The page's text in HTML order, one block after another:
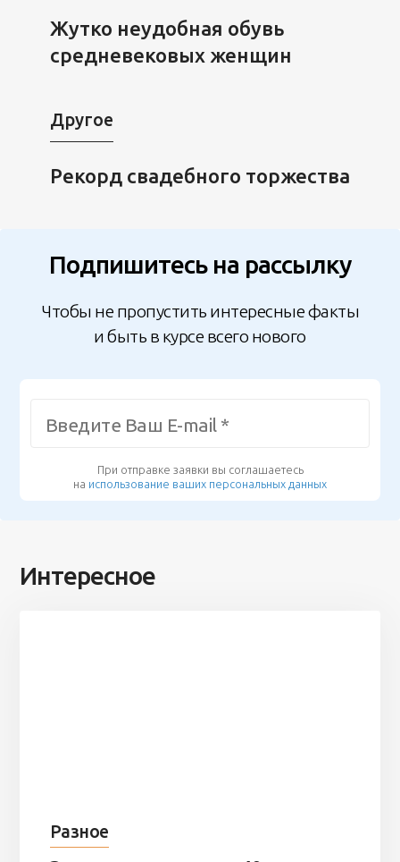
Жутко неудобная обувь
средневековых женщин
Другое
Рекорд свадебного торжества
Подпишитесь на рассылку
Чтобы не пропустить интересные факты
и быть в курсе всего нового
При отправке заявки вы соглашаетесь
на использование ваших персональных данных
Интересное
Разное